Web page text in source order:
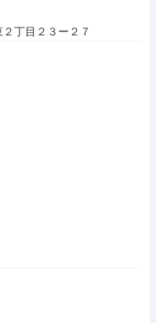
丁目２３ー２７